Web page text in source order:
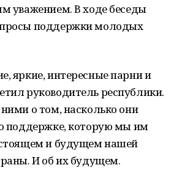
уважением. В ходе беседы
поддержки молодых
яркие, интересные парни и
руководитель республики.
о том, насколько они
поддержке, которую мы им
и будущем нашей
И об их будущем.